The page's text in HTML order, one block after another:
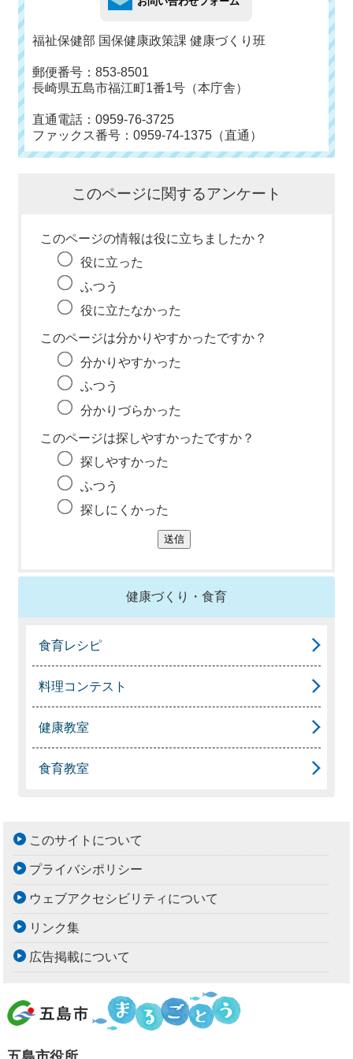
福祉保健部 国保健康政策課 健康づくり班
郵便番号：853-8501
長崎県五島市福江町1番1号（本庁舎）
直通電話：0959-76-3725
ファックス番号：0959-74-1375（直通）
このページに関するアンケート
このページの情報は役に立ちましたか？
役に立った
ふつう
役に立たなかった
このページは分かりやすかったですか？
分かりやすかった
ふつう
分かりづらかった
このページは探しやすかったですか？
探しやすかった
ふつう
探しにくかった
健康づくり・食育
食育レシピ
料理コンテスト
健康教室
食育教室
このサイトについて
プライバシポリシー
ウェブアクセシビリティについて
リンク集
広告掲載について